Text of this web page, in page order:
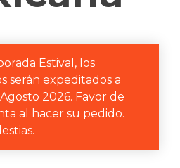
Estival, los
serán expeditados a
2026. Favor de
al hacer su pedido.